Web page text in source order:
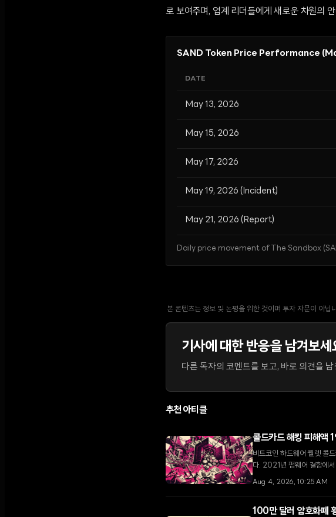
로 보여주며, 업계 리더들에게 새로운 차원의
SAND Token Price Performance
DATE
May 13, 2026
May 15, 2026
May 17, 2026
May 19, 2026 (Incident)
May 21, 2026 (Report)
Daily price movement of The Sandbox
본 콘텐츠는 정보 및 논평을 위한 것이며 투자 자문이 아닙
기사에 대한 반응을 남겨보세
다른 독자의 코멘트를 보고, 바로 의견을 남
추천 아티클
콜드카드 해킹 피해액
비트코인 하드웨어 월렛 콜
다. 2021년 펌웨어 결함에서
고조되고 있다.
Aug 4, 2026, 10:25 AM
100만 달러 암호화폐